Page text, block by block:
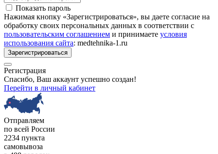
Показать пароль
Нажимая кнопку «Зарегистрироваться», вы даете согласие на
обработку своих персональных данных в соответствии с
пользовательским соглашением и принимаете условия
использования сайта: medtehnika-1.ru
Зарегистрироваться
Регистрация
Спасибо, Ваш аккаунт успешно создан!
Перейти в личный кабинет
Отправляем
по всей России
2234 пункта
самовывоза